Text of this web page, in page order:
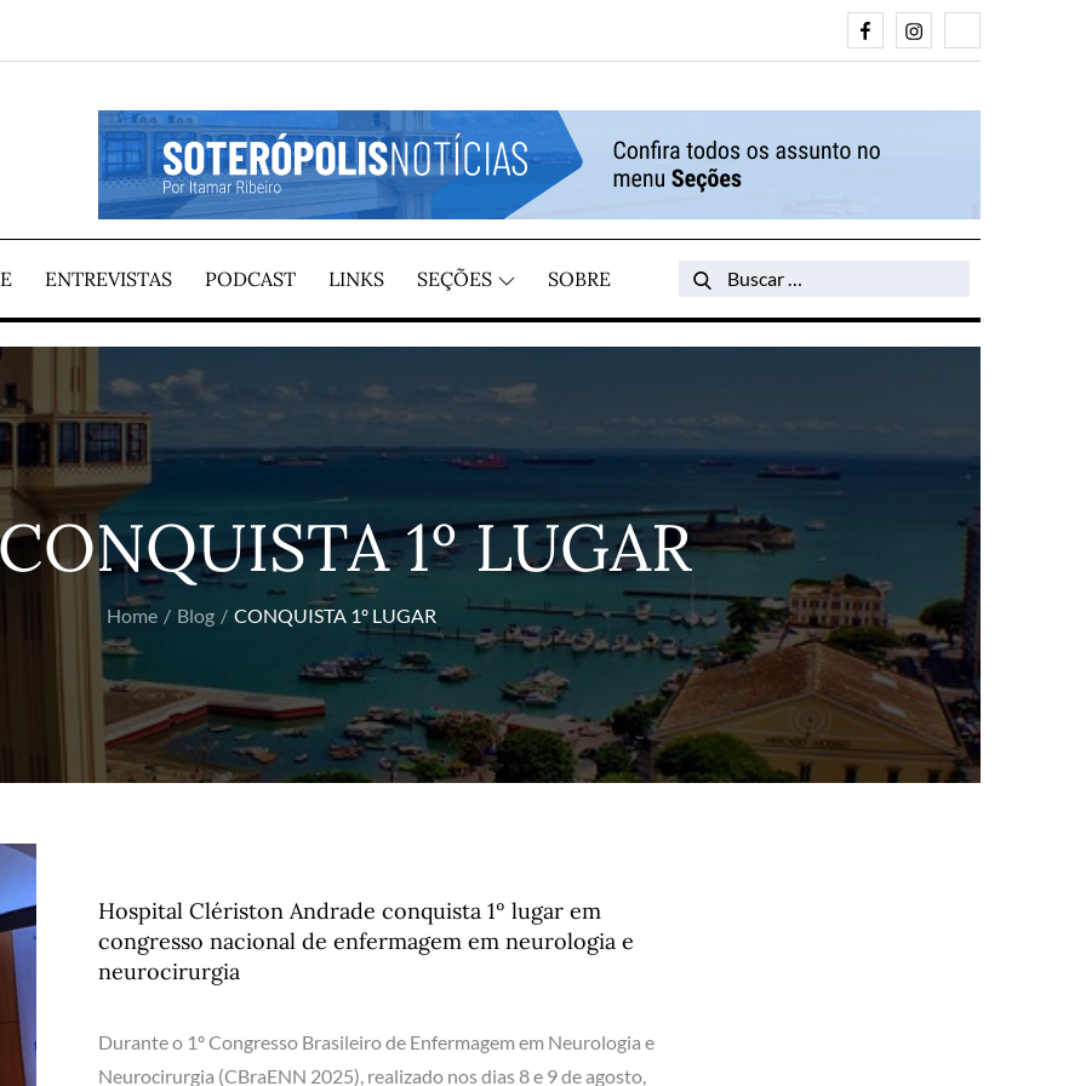
FacebookInstagram
POR ITAMAR RIBEIRO
ENTREVISTAS PODCAST LINKS SEÇÕES SOBRE
Search
Search
1º LUGAR
Home Blog CONQUISTA 1º LUGAR
Hospital Clériston Andrade conquista 1º lugar em
congresso nacional de enfermagem em neurologia e
neurocirurgia
Durante o 1º Congresso Brasileiro de Enfermagem em Neurologia e
Neurocirurgia (CBraENN 2025), realizado nos dias 8 e 9 de agosto,